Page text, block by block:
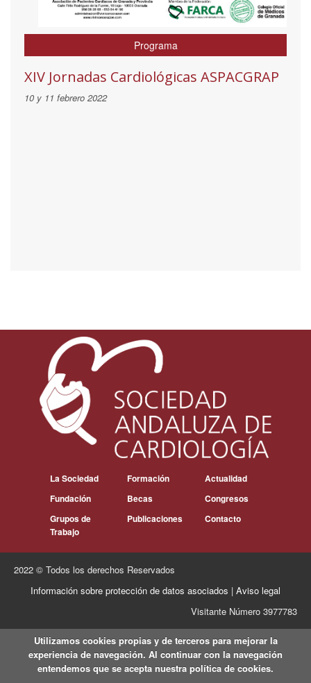
Programa
XIV Jornadas Cardiológicas ASPACGRAP
10 y 11 febrero 2022
La Sociedad
Fundación
Grupos de
Trabajo
Formación
Becas
Publicaciones
Actualidad
Congresos
Contacto
2022 © Todos los derechos Reservados
Información sobre protección de datos asociados | Aviso legal
Visitante Número 3977783
Utilizamos cookies propias y de terceros para mejorar la
experiencia de navegación. Al continuar con la navegación
entendemos que se acepta nuestra política de cookies.